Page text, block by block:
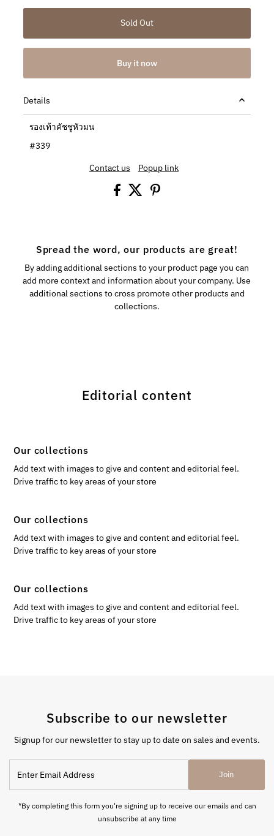
Buy it now
Details
รองเท้าคัชชูหัวมน
#339
Contact us
Popup link
Spread the word, our products are great!
By adding additional sections to your product page you can
add more context and information about your company. Use
additional sections to cross promote other products and
collections.
Editorial content
Our collections
Add text with images to give and content and editorial feel.
Drive traffic to key areas of your store
Our collections
Add text with images to give and content and editorial feel.
Drive traffic to key areas of your store
Our collections
Add text with images to give and content and editorial feel.
Drive traffic to key areas of your store
Subscribe to our newsletter
Signup for our newsletter to stay up to date on sales and events.
Email
Address
Join
*By completing this form you're signing up to receive our emails and can
unsubscribe at any time